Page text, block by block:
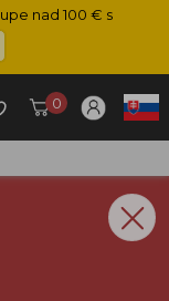
nad 100 € s
0